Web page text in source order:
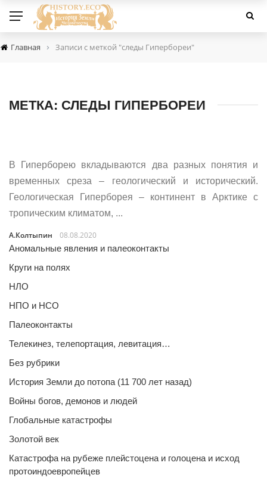
Главная › Записи с меткой "следы Гипербореи"
МЕТКА: СЛЕДЫ ГИПЕРБОРЕИ
В Гиперборею вкладываются два разных понятия и
временных среза – геологический и исторический.
Геологическая Гиперборея – континент в Арктике с
тропическим климатом, ...
А.Колтыпин
08.08.2020
Аномальные явления и палеоконтакты
Круги на полях
НЛО
НПО и НСО
Палеоконтакты
Телекинез, телепортация, левитация…
Без рубрики
История Земли до потопа (11 700 лет назад)
Войны богов, демонов и людей
Глобальные катастрофы
Золотой век
Катастрофа на рубеже плейстоцена и голоцена и исход
протоиндоевропейцев